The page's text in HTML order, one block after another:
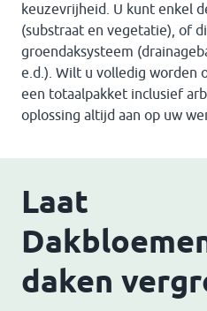
keuzevrijheid. U kunt enkel
(substraat en vegetatie), of
groendaksysteem
e.d.). Wilt u volledig worden
een totaalpakket inclusief
oplossing altijd aan op uw
Laat
daken